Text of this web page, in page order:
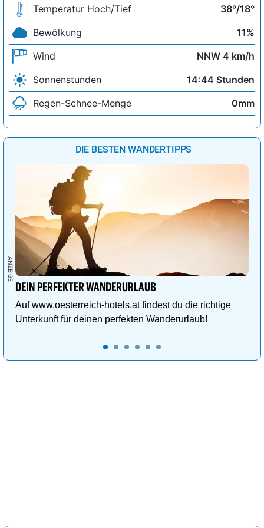
Temperatur Hoch/Tief
38°/18°
Bewölkung
11%
Wind
NNW 4 km/h
Sonnenstunden
14:44 Stunden
Regen-Schnee-Menge
0mm
DIE BESTEN WANDERTIPPS
DEIN PERFEKTER WANDERURLAUB
Auf www.oesterreich-hotels.at findest du die richtige
Unterkunft für deinen perfekten Wanderurlaub!